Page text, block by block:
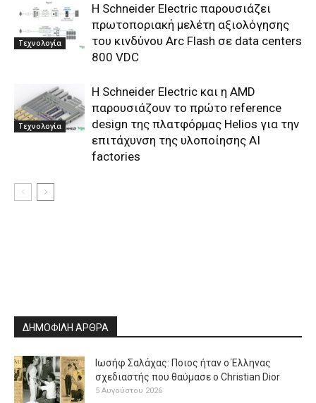
Τεχνολογία
Η Schneider Electric παρουσιάζει
πρωτοποριακή μελέτη αξιολόγησης
του κινδύνου Arc Flash σε data centers
800 VDC
Τεχνολογία
Η Schneider Electric και η AMD
παρουσιάζουν το πρώτο reference
design της πλατφόρμας Helios για την
επιτάχυνση της υλοποίησης AI
factories
ΔΗΜΟΦΙΛΗ ΑΡΘΡΑ
Ιωσήφ Σαλάχας: Ποιος ήταν ο Έλληνας
σχεδιαστής που θαύμασε ο Christian Dior
5 Αυγούστου 2026